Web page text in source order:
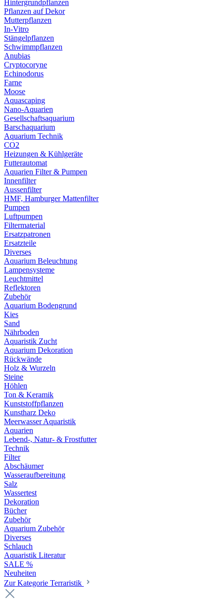
Hintergrundpflanzen
Pflanzen auf Dekor
Mutterpflanzen
In-Vitro
Stängelpflanzen
Schwimmpflanzen
Anubias
Cryptocoryne
Echinodorus
Farne
Moose
Aquascaping
Nano-Aquarien
Gesellschaftsaquarium
Barschaquarium
Aquarium Technik
CO2
Heizungen & Kühlgeräte
Futterautomat
Aquarien Filter & Pumpen
Innenfilter
Aussenfilter
HMF, Hamburger Mattenfilter
Pumpen
Luftpumpen
Filtermaterial
Ersatzpatronen
Ersatzteile
Diverses
Aquarium Beleuchtung
Lampensysteme
Leuchtmittel
Reflektoren
Zubehör
Aquarium Bodengrund
Kies
Sand
Nährboden
Aquaristik Zucht
Aquarium Dekoration
Rückwände
Holz & Wurzeln
Steine
Höhlen
Ton & Keramik
Kunststoffpflanzen
Kunstharz Deko
Meerwasser Aquaristik
Aquarien
Lebend-, Natur- & Frostfutter
Technik
Filter
Abschäumer
Wasseraufbereitung
Salz
Wassertest
Dekoration
Bücher
Zubehör
Aquarium Zubehör
Diverses
Schlauch
Aquaristik Literatur
SALE %
Neuheiten
Zur Kategorie Terraristik